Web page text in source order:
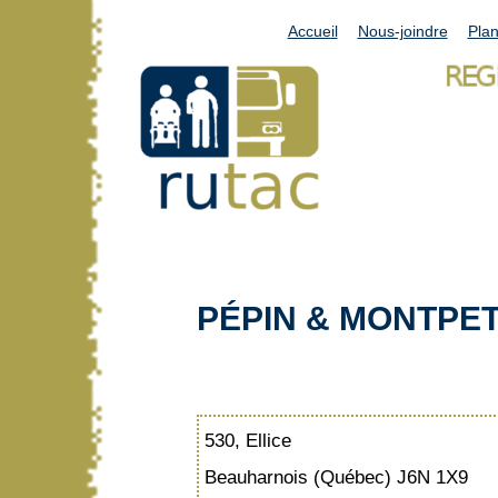
Accueil Nous-joindre
PÉPIN &
530, Ellice
Beauharnois (Québec) J6N 1X9